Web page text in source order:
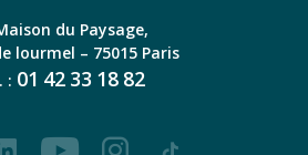
du Paysage,
lourmel – 75015 Paris
: 01 42 33 18 82
YoutubeInstagram
Tiktok